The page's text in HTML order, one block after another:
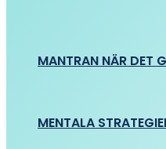
MANTRAN NÄR DET
MENTALA